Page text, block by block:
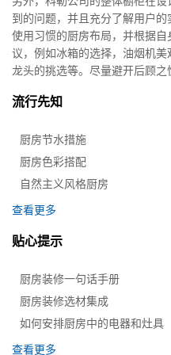
到的问题，并且充分了解用户
使用习惯的厨房布局，并根据
议，例如冰箱的选择，油烟机
龙头的挑选等。尽量避开后顾之
流行先知
厨房节水措施
厨房色彩搭配
自然主义风格厨房
查看更多
贴心提示
厨房装修一句话手册
厨房装修选材集成
如何安排厨房中的电器和灶具
查看更多